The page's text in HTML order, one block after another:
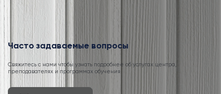
Часто задаваемые вопросы
Свяжитесь с нами чтобы узнать подробнее об услугах центра,
преподавателях и программах обучения